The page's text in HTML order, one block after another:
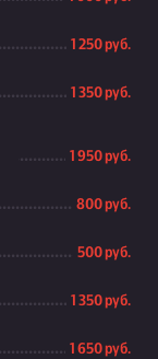
1 250 руб.
1 350 руб.
1 950 руб.
800 руб.
500 руб.
1 350 руб.
1 650 руб.